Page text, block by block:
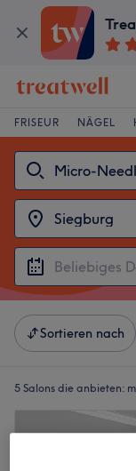
FRISEUR NÄGEL
Sortieren nach
5 Salons die anbieten: